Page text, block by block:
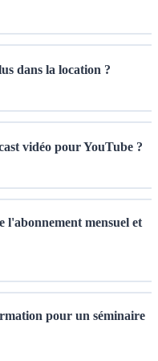
dans la location ?
vidéo pour YouTube ?
l'abonnement mensuel et
pour un séminaire